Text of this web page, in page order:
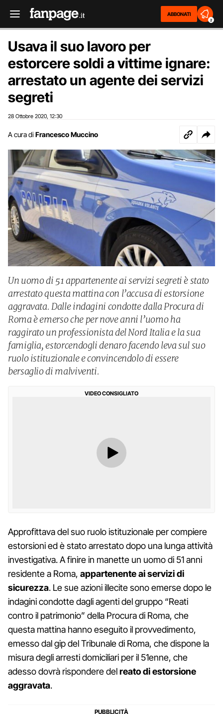
ABBONATI
2
Usava il suo lavoro per
estorcere soldi a vittime ignare:
arrestato un agente dei servizi
segreti
28 Ottobre 2020 12:30
A cura di Francesco Muccino
Un uomo di 51 appartenente ai servizi segreti è stato
arrestato questa mattina con l’accusa di estorsione
aggravata. Dalle indagini condotte dalla Procura di
Roma è emerso che per nove anni l’uomo ha
raggirato un professionista del Nord Italia e la sua
famiglia, estorcendogli denaro facendo leva sul suo
ruolo istituzionale e convincendolo di essere
bersaglio di malviventi.
VIDEO CONSIGLIATO
Approfittava del suo ruolo istituzionale per compiere
estorsioni ed è stato arrestato dopo una lunga attività
investigativa. A finire in manette un uomo di 51 anni
residente a Roma, appartenente ai servizi di
sicurezza. Le sue azioni illecite sono emerse dopo le
indagini condotte dagli agenti del gruppo “Reati
contro il patrimonio” della Procura di Roma, che
questa mattina hanno eseguito il provvedimento,
emesso dal gip del Tribunale di Roma, che dispone la
misura degli arresti domiciliari per il 51enne, che
adesso dovrà rispondere delreato di estorsione
aggravata.